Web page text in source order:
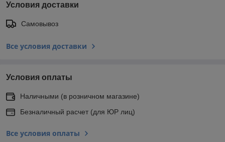
Условия доставки
Самовывоз
Все условия доставки
Условия оплаты
Наличными (в розничном магазине)
Безналичный расчет (для ЮР лиц)
Все условия оплаты